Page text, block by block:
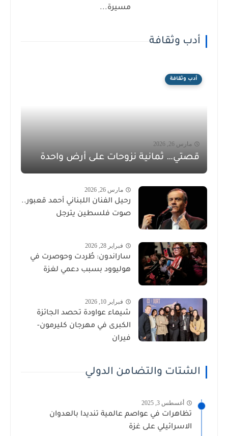
مسيرة...
أدب وثقافة
أدب وثقافة
مارس 26, 2026
قصتي… ثمانية نزوحات على أرض واحدة
مارس 26, 2026
رحيل الفنان اللبناني أحمد قعبور..
صوت فلسطين يترجل
فبراير 28, 2026
ساراندون: طُردت وحوصرت في
هوليوود بسبب دعمي لغزة
فبراير 10, 2026
شيماء عواودة تحصد الجائزة
الكبرى في مهرجان كليرمون-
فيران
الشتات والتضامن الدولي
أغسطس 3, 2025
تظاهرات في عواصم عالمية تنديدا بالعدوان
الاسرائيلي على غزة